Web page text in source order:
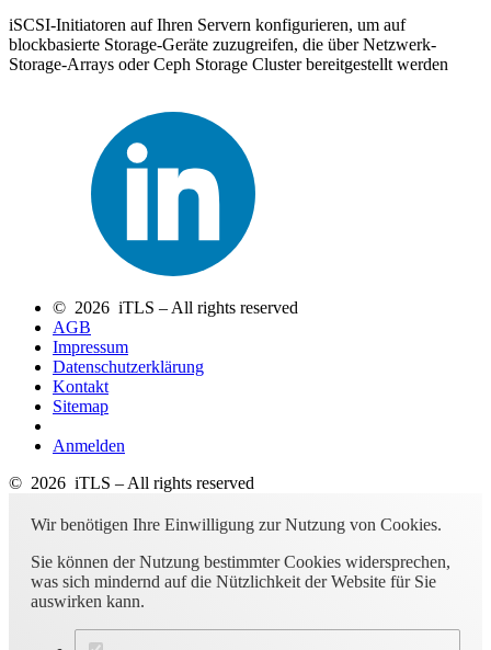
iSCSI-Initiatoren auf Ihren Servern konfigurieren, um auf
blockbasierte Storage-Geräte zuzugreifen, die über Netzwerk-
Storage-Arrays oder Ceph Storage Cluster bereitgestellt werden
© 2026 iTLS – All rights reserved
AGB
Impressum
Datenschutzerklärung
Kontakt
Sitemap
Anmelden
© 2026 iTLS – All rights reserved
Wir benötigen Ihre Einwilligung zur Nutzung von Cookies.
Sie können der Nutzung bestimmter Cookies widersprechen,
was sich mindernd auf die Nützlichkeit der Website für Sie
auswirken kann.